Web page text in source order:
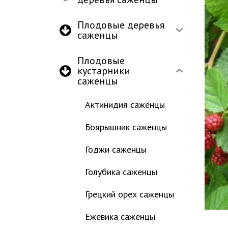
Плодовые деревья
саженцы
Плодовые
кустарники
саженцы
Актинидия саженцы
Боярышник саженцы
Годжи саженцы
Голубика саженцы
Грецкий орех саженцы
Ежевика саженцы